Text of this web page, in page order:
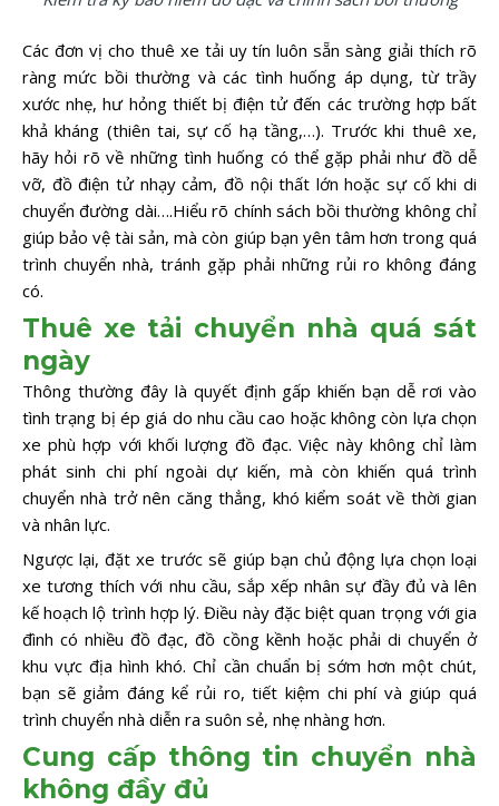
Các đơn vị cho thuê xe tải uy tín luôn sẵn sàng giải thích rõ
ràng mức bồi thường và các tình huống áp dụng, từ trầy
xước nhẹ, hư hỏng thiết bị điện tử đến các trường hợp bất
khả kháng (thiên tai, sự cố hạ tầng,…). Trước khi thuê xe,
hãy hỏi rõ về những tình huống có thể gặp phải như đồ dễ
vỡ, đồ điện tử nhạy cảm, đồ nội thất lớn hoặc sự cố khi di
chuyển đường dài….Hiểu rõ chính sách bồi thường không chỉ
giúp bảo vệ tài sản, mà còn giúp bạn yên tâm hơn trong quá
trình chuyển nhà, tránh gặp phải những rủi ro không đáng
có.
Thuê xe tải chuyển nhà quá sát
ngày
Thông thường đây là quyết định gấp khiến bạn dễ rơi vào
tình trạng bị ép giá do nhu cầu cao hoặc không còn lựa chọn
xe phù hợp với khối lượng đồ đạc. Việc này không chỉ làm
phát sinh chi phí ngoài dự kiến, mà còn khiến quá trình
chuyển nhà trở nên căng thẳng, khó kiểm soát về thời gian
và nhân lực.
Ngược lại, đặt xe trước sẽ giúp bạn chủ động lựa chọn loại
xe tương thích với nhu cầu, sắp xếp nhân sự đầy đủ và lên
kế hoạch lộ trình hợp lý. Điều này đặc biệt quan trọng với gia
đình có nhiều đồ đạc, đồ cồng kềnh hoặc phải di chuyển ở
khu vực địa hình khó. Chỉ cần chuẩn bị sớm hơn một chút,
bạn sẽ giảm đáng kể rủi ro, tiết kiệm chi phí và giúp quá
trình chuyển nhà diễn ra suôn sẻ, nhẹ nhàng hơn.
Cung cấp thông tin chuyển nhà
không đầy đủ